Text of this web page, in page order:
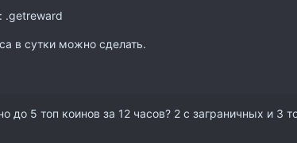
.getreward
в сутки можно сделать.
до 5 топ коинов за 12 часов? 2 с заграничных и 3